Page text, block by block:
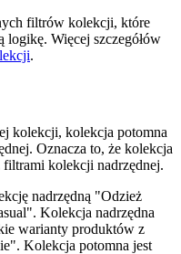
filtrów kolekcji, które
logikę. Więcej szczegółów
.
kolekcji, kolekcja potomna
Oznacza to, że kolekcja
filtrami kolekcji nadrzędnej.
nadrzędną "Odzież
Kolekcja nadrzędna
warianty produktów z
Kolekcja potomna jest